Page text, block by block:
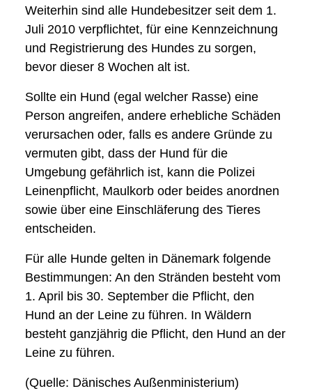
Weiterhin sind alle Hundebesitzer seit dem 1.
Juli 2010 verpflichtet, für eine Kennzeichnung
und Registrierung des Hundes zu sorgen,
bevor dieser 8 Wochen alt ist.
Sollte ein Hund (egal welcher Rasse) eine
Person angreifen, andere erhebliche Schäden
verursachen oder, falls es andere Gründe zu
vermuten gibt, dass der Hund für die
Umgebung gefährlich ist, kann die Polizei
Leinenpflicht, Maulkorb oder beides anordnen
sowie über eine Einschläferung des Tieres
entscheiden.
Für alle Hunde gelten in Dänemark folgende
Bestimmungen: An den Stränden besteht vom
1. April bis 30. September die Pflicht, den
Hund an der Leine zu führen. In Wäldern
besteht ganzjährig die Pflicht, den Hund an der
Leine zu führen.
(Quelle: Dänisches Außenministerium)